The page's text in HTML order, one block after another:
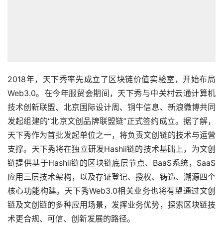
2018年，天下秀率先成立了区块链价值实验室，开始布局
Web3.0。在今年服贸会期间，天下秀与中关村云通计算机
技术创新联盟、北京国际设计周、铜牛信息、新浪微博共同
发起组建的“北京文创品牌联盟链”正式签约成立。据了解，
天下秀作为首批发起单位之一，将负责文创链的技术与运营
支撑。天下秀将在独立研发Hashii链的技术基础上，为文创
链提供基于Hashii链的区块链底层节点、BaaS系统，SaaS
应用三层技术架构，以及存证登记、授权、铸造、溯源四个
核心功能构建。天下秀Web3.0相关业务也将有望通过文创
链及文创链的多种应用场景，发挥业务优势，探索区块链技
术更合规、可信、创新发展的路径。